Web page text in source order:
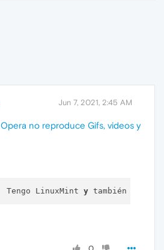
Jun 7, 2021, 2:45 AM
Opera no reproduce Gifs, videos y
  	Tengo LinuxMint
y también me